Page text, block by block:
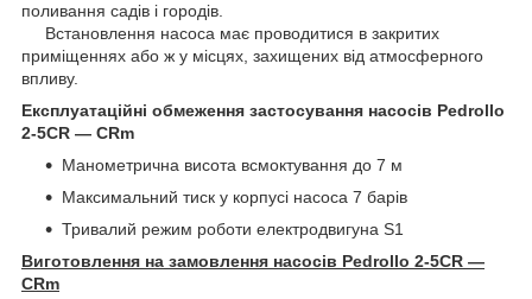
поливання садів і городів.
Встановлення насоса має проводитися в закритих
приміщеннях або ж у місцях, захищених від атмосферного
впливу.
Експлуатаційні обмеження застосування насосів Pedrollo
2-5CR — CRm
Манометрична висота всмоктування до 7 м
Максимальний тиск у корпусі насоса 7 барів
Тривалий режим роботи електродвигуна S1
Виготовлення на замовлення насосів Pedrollo 2-5CR —
CRm